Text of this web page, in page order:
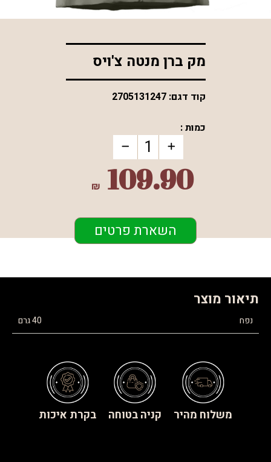
מק ברן מנטה צ'ויס
קוד דגם:2705131247
כמות :
109.90
₪
השארת פרטים
תיאור מוצר
נפח 40 גרם
משלוח מהיר קניה בטוחה בקרת איכות